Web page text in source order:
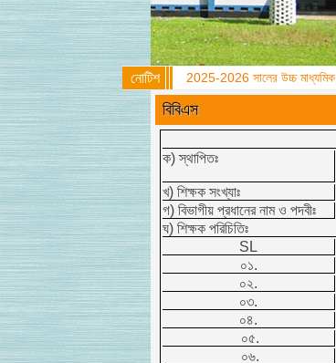
নোটিশ উচ্চ মাধ্যমিক সার্টিফিকেট
বিবিএস
ক) স্থাপিতঃ
খ) শিক্ষক সংখ্যাঃ
গ) বিভাগীয় প্রধানের নাম ও পদবীঃ
ঘ) শিক্ষক পরিচিতিঃ
SL
০১.
০২.
০৩.
০৪.
০৫.
০৬.